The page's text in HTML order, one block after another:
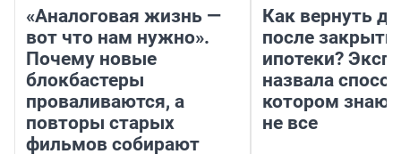
«Аналоговая жизнь —
вот что нам нужно».
Почему новые
блокбастеры
проваливаются, а
повторы старых
фильмов собирают
Как вернуть
после
ипотеки?
назвала
котором
не все